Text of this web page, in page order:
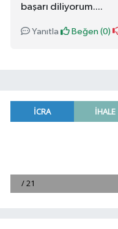
başarı diliyorum....
Yanıtla Beğen (0)